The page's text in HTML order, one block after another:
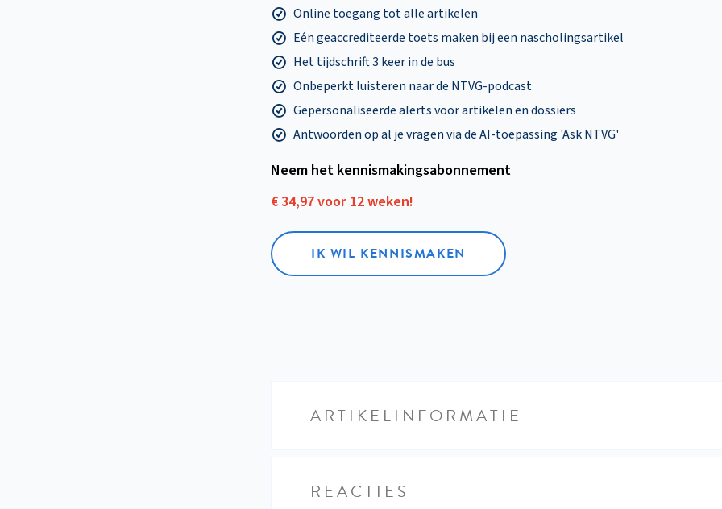
Online toegang tot alle artikelen
Eén geaccrediteerde toets maken bij een nascholingsartikel
Het tijdschrift 3 keer in de bus
Onbeperkt luisteren naar de NTVG-podcast
Gepersonaliseerde alerts voor artikelen en dossiers
Antwoorden op al je vragen via de AI-toepassing 'Ask NTVG'
Neem het kennismakings­abonnement
€ 34,97 voor 12 weken!
IK WIL KENNISMAKEN
ARTIKELINFORMATIE
REACTIES